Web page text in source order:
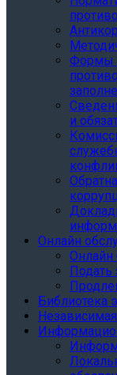
Формы
и
Онлайн
Онлайн
Подать
Библиотека